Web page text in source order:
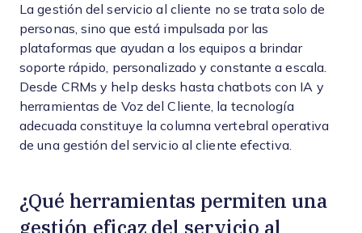
La gestión del servicio al cliente no se trata solo de
personas, sino que está impulsada por las
plataformas que ayudan a los equipos a brindar
soporte rápido, personalizado y constante a escala.
Desde CRMs y help desks hasta chatbots con IA y
herramientas de Voz del Cliente, la tecnología
adecuada constituye la columna vertebral operativa
de una gestión del servicio al cliente efectiva.
¿Qué herramientas permiten una
gestión eficaz del servicio al